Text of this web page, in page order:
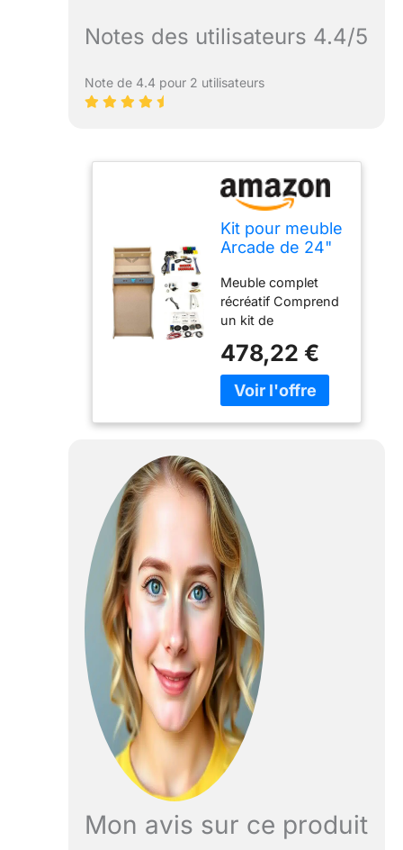
Notes des utilisateurs 4.4/5
Note de 4.4 pour 2 utilisateurs
Kit pour meuble
Arcade de 24"
méthacrylate
acrylique +
composants.
Boutons de 28
mm et joystick
de type
espagnol
Meuble complet
récréatif Comprend
un kit de
sonore,
commandes,
jyostick, tube LED
panneau de
commande, auvent
et moniteur
Comprend la
visserie et le manuel
de montage
(français non
garanti) Boutons de
type américain - 28
mm
478,22 €
Mon avis sur ce produit